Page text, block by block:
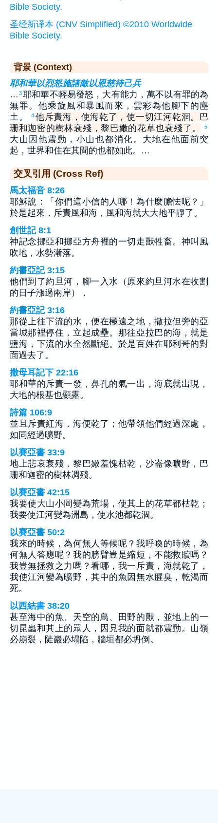
Bible Society.
圣经新译本 (CNV Simplified) ©2010 Worldwide
Bible Society.
背景 (Context)
耶和華以烈怒施諸敵以恩慈待己兵
… 3耶和華不輕易發怒，大有能力，萬不以有罪的為
無罪。他乘旋風和暴風而來，雲彩為他腳下的塵
土。
4 他斥責海，使海乾了，使一切江河乾涸。巴
珊和迦密的樹林衰殘，黎巴嫩的花草也衰殘了。
5
大山因他震動，小山也都消化。大地在他面前突
起，世界和住在其間的也都如此。…
交叉引用 (Cross Ref)
馬太福音 8:26
耶穌說：「你們這小信的人哪！為什麼膽怯呢？」
於是起來，斥責風和海，風和海就大大地平靜了。
創世記 8:1
神記念挪亞和挪亞方舟裡的一切走獸牲畜。神叫風
吹地，水勢漸落。
約書亞記 3:15
他們到了約旦河，腳一入水（原來約旦河水在收割
的日子漲過兩岸），
約書亞記 3:16
那從上往下流的水，便在極遠之地，撒拉但旁的亞
當城那裡停住，立起成壘。那往亞拉巴的海，就是
鹽海，下流的水全然斷絕。於是百姓在耶利哥的對
面過去了。
撒母耳記下 22:16
耶和華的斥責一發，鼻孔的氣一出，海底就出現，
大地的根基也顯露。
詩篇 106:9
並且斥責紅海，海便乾了；他帶領他們經過深處，
如同經過曠野。
以賽亞書 33:9
地上悲哀衰殘，黎巴嫩羞愧枯乾，沙崙像曠野，巴
珊和迦密的樹林凋殘。
以賽亞書 42:15
我要使大山小岡變為荒場，使其上的花草都枯乾；
我要使江河變為洲島，使水池都乾涸。
以賽亞書 50:2
我來的時候，為何無人等候呢？我呼喚的時候，為
何無人答應呢？我的膀臂豈是縮短，不能救贖嗎？
我豈無拯救之力嗎？看哪，我一斥責，海就乾了，
我使江河變為曠野，其中的魚因無水腥臭，乾渴而
死。
以西結書 38:20
甚至海中的魚、天空的鳥、田野的獸，並地上的一
切昆蟲和其上的眾人，因見我的面就都震動。山嶺
必崩裂，陡巖必塌陷，牆垣都必坍倒。